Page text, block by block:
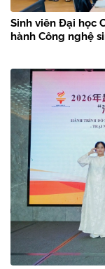
Sinh viên Đại học
hành Công nghệ